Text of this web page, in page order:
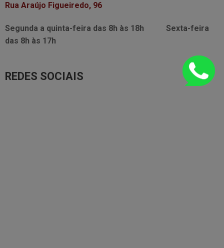
Rua Araújo Figueiredo, 96
Segunda a quinta-feira das 8h às 18h
Sexta-feira
das 8h às 17h
REDES SOCIAIS